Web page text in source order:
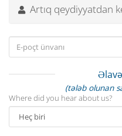
Artıq qeydiyyatdan
(tələb olunan
Where did you hear about us?